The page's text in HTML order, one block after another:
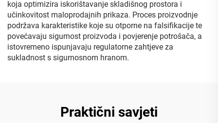
koja optimizira iskorištavanje skladišnog prostora i
učinkovitost maloprodajnih prikaza. Proces proizvodnje
podržava karakteristike koje su otporne na falsifikacije te
povećavaju sigurnost proizvoda i povjerenje potrošača, a
istovremeno ispunjavaju regulatorne zahtjeve za
sukladnost s sigurnosnom hranom.
Praktični savjeti